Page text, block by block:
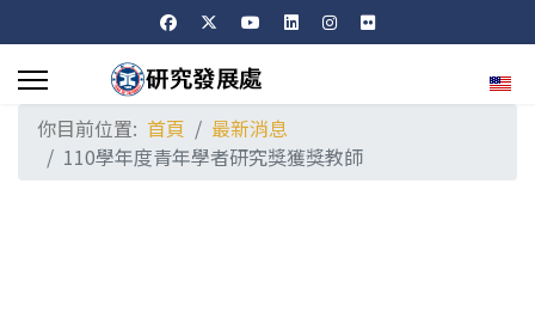
選擇
你目前位置: 首頁
最新消息
110學年度青年學者研究獎獲獎教師